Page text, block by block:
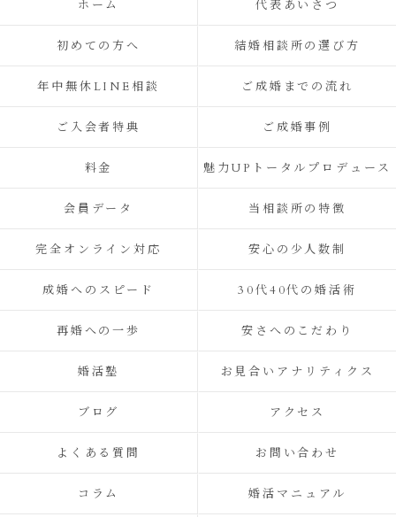
ホーム 代表あいさつ
初めての方へ 結婚相談所の選び方
年中無休LINE相談 ご成婚までの流れ
ご入会者特典 ご成婚事例
料金 魅力UPトータルプロデュース
会員データ 当相談所の特徴
完全オンライン対応 安心の少人数制
成婚へのスピード 30代40代の婚活術
再婚への一歩 安さへのこだわり
婚活塾 お見合いアナリティクス
ブログ アクセス
よくある質問 お問い合わせ
コラム 婚活マニュアル